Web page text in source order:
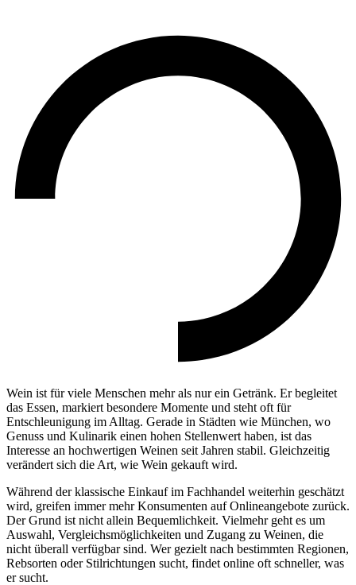
Wein ist für viele Menschen mehr als nur ein Getränk. Er begleitet
das Essen, markiert besondere Momente und steht oft für
Entschleunigung im Alltag. Gerade in Städten wie München, wo
Genuss und Kulinarik einen hohen Stellenwert haben, ist das
Interesse an hochwertigen Weinen seit Jahren stabil. Gleichzeitig
verändert sich die Art, wie Wein gekauft wird.
Während der klassische Einkauf im Fachhandel weiterhin geschätzt
wird, greifen immer mehr Konsumenten auf Onlineangebote zurück.
Der Grund ist nicht allein Bequemlichkeit. Vielmehr geht es um
Auswahl, Vergleichsmöglichkeiten und Zugang zu Weinen, die
nicht überall verfügbar sind. Wer gezielt nach bestimmten Regionen,
Rebsorten oder Stilrichtungen sucht, findet online oft schneller, was
er sucht.